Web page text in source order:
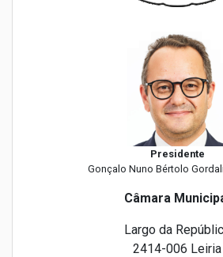
Presidente
Gonçalo Nuno Bértolo
Câmara
Largo da
2414-006 Leiria